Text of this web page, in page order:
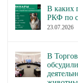
В каких
РКФ по
23.07.2026
В